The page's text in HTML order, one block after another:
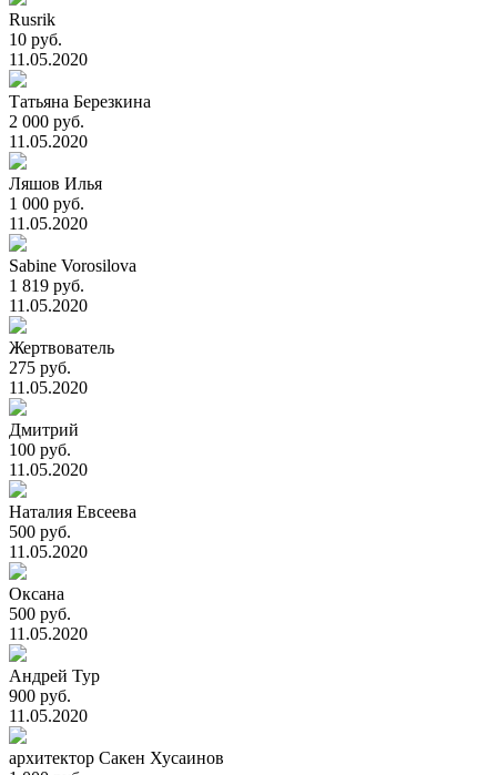
Rusrik
10 руб.
11.05.2020
Татьяна Березкина
2 000 руб.
11.05.2020
Ляшов Илья
1 000 руб.
11.05.2020
Sabine Vorosilova
1 819 руб.
11.05.2020
Жертвователь
275 руб.
11.05.2020
Дмитрий
100 руб.
11.05.2020
Наталия Евсеева
500 руб.
11.05.2020
Оксана
500 руб.
11.05.2020
Андрей Тур
900 руб.
11.05.2020
архитектор Сакен Хусаинов